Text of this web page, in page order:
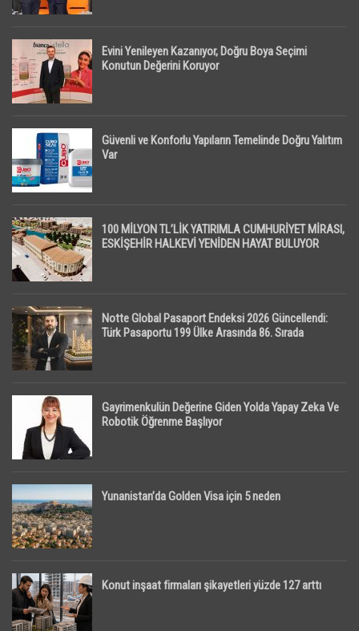
Evini Yenileyen Kazanıyor, Doğru Boya Seçimi
Konutun Değerini Koruyor
Güvenli ve Konforlu Yapıların Temelinde Doğru Yalıtım
Var
100 MİLYON TL’LİK YATIRIMLA CUMHURİYET MİRASI,
ESKİŞEHİR HALKEVİ YENİDEN HAYAT BULUYOR
Notte Global Pasaport Endeksi 2026 Güncellendi:
Türk Pasaportu 199 Ülke Arasında 86. Sırada
Gayrimenkulün Değerine Giden Yolda Yapay Zeka Ve
Robotik Öğrenme Başlıyor
Yunanistan’da Golden Visa için 5 neden
Konut inşaat firmaları şikayetleri yüzde 127 arttı